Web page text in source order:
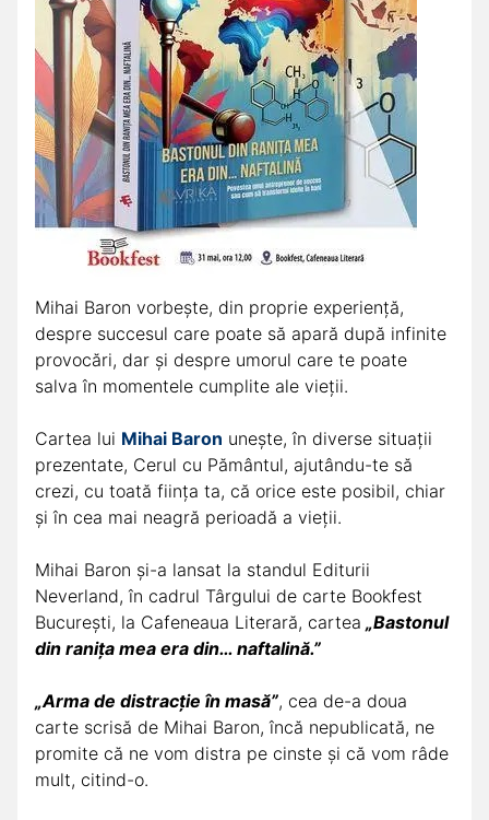
Mihai Baron vorbește, din proprie experiență,
despre succesul care poate să apară după infinite
provocări, dar și despre umorul care te poate
salva în momentele cumplite ale vieții.
Cartea lui Mihai Baron unește, în diverse situații
prezentate, Cerul cu Pământul, ajutându-te să
crezi, cu toată ființa ta, că orice este posibil, chiar
și în cea mai neagră perioadă a vieții.
Mihai Baron și-a lansat la standul Editurii
Neverland, în cadrul Târgului de carte Bookfest
București, la Cafeneaua Literară, cartea „Bastonul
din ranița mea era din… naftalină.”
„Arma de distracție în masă”, cea de-a doua
carte scrisă de Mihai Baron, încă nepublicată, ne
promite că ne vom distra pe cinste și că vom râde
mult, citind-o.